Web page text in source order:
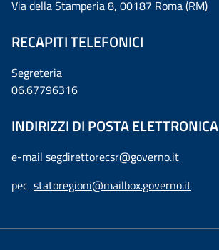
Via della Stamperia 8, 00187 Roma (RM)
RECAPITI TELEFONICI
Segreteria
06.67796316
INDIRIZZI DI POSTA ELETTRONICA
e-mail segdirettorecsr@governo.it
pec statoregioni@mailbox.governo.it